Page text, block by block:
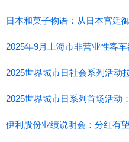
日本和菓子物语：从日本宫廷
2025年9月上海市非营业性客
2025世界城市日系列首场活动
伊利股份业绩说明会：分红有